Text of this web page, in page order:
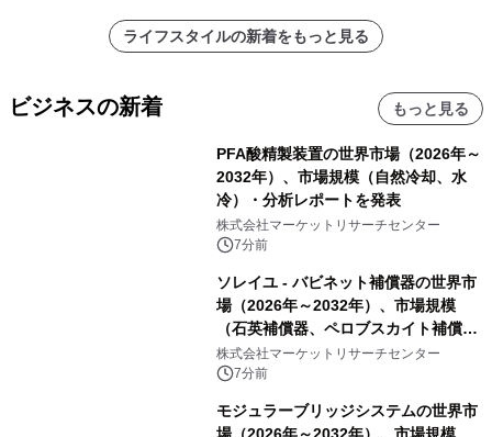
ライフスタイルの新着をもっと見る
ビジネスの新着 もっと見る
PFA酸精製装置の世界市場（2026年～
2032年）、市場規模（自然冷却、水
冷）・分析レポートを発表
株式会社マーケットリサーチセンター
7分前
ソレイユ - バビネット補償器の世界市
場（2026年～2032年）、市場規模
（石英補償器、ペロブスカイト補償
器、その他）・分析レポートを発表
株式会社マーケットリサーチセンター
7分前
モジュラーブリッジシステムの世界市